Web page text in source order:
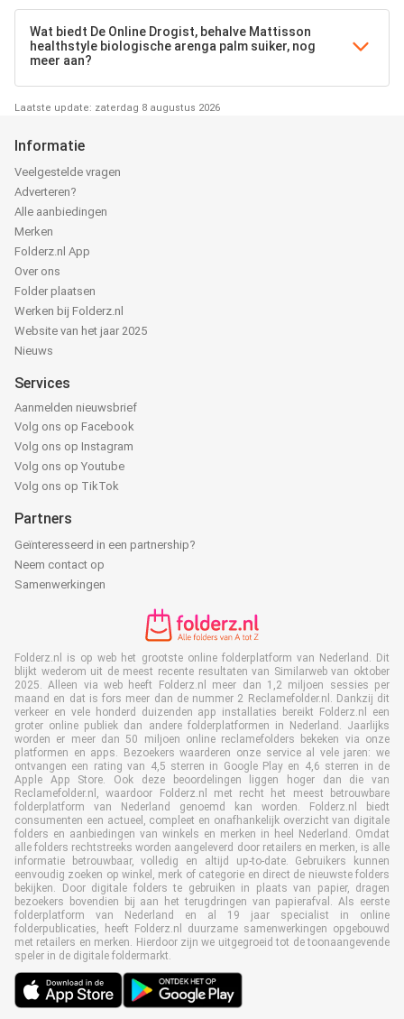
Wat biedt De Online Drogist, behalve Mattisson
healthstyle biologische arenga palm suiker, nog
meer aan?
Laatste update: zaterdag 8 augustus 2026
Informatie
Veelgestelde vragen
Adverteren?
Alle aanbiedingen
Merken
Folderz.nl App
Over ons
Folder plaatsen
Werken bij Folderz.nl
Website van het jaar 2025
Nieuws
Services
Aanmelden nieuwsbrief
Volg ons op Facebook
Volg ons op Instagram
Volg ons op Youtube
Volg ons op TikTok
Partners
Geïnteresseerd in een partnership?
Neem contact op
Samenwerkingen
Folderz.nl is op web het grootste online folderplatform van Nederland. Dit
blijkt wederom uit de meest recente resultaten van Similarweb van oktober
2025. Alleen via web heeft Folderz.nl meer dan 1,2 miljoen sessies per
maand en dat is fors meer dan de nummer 2 Reclamefolder.nl. Dankzij dit
verkeer en vele honderd duizenden app installaties bereikt Folderz.nl een
groter online publiek dan andere folderplatformen in Nederland. Jaarlijks
worden er meer dan 50 miljoen online reclamefolders bekeken via onze
platformen en apps. Bezoekers waarderen onze service al vele jaren: we
ontvangen een rating van 4,5 sterren in Google Play en 4,6 sterren in de
Apple App Store. Ook deze beoordelingen liggen hoger dan die van
Reclamefolder.nl, waardoor Folderz.nl met recht het meest betrouwbare
folderplatform van Nederland genoemd kan worden. Folderz.nl biedt
consumenten een actueel, compleet en onafhankelijk overzicht van digitale
folders en aanbiedingen van winkels en merken in heel Nederland. Omdat
alle folders rechtstreeks worden aangeleverd door retailers en merken, is alle
informatie betrouwbaar, volledig en altijd up-to-date. Gebruikers kunnen
eenvoudig zoeken op winkel, merk of categorie en direct de nieuwste folders
bekijken. Door digitale folders te gebruiken in plaats van papier, dragen
bezoekers bovendien bij aan het terugdringen van papierafval. Als eerste
folderplatform van Nederland en al 19 jaar specialist in online
folderpublicaties, heeft Folderz.nl duurzame samenwerkingen opgebouwd
met retailers en merken. Hierdoor zijn we uitgegroeid tot de toonaangevende
speler in de digitale foldermarkt.